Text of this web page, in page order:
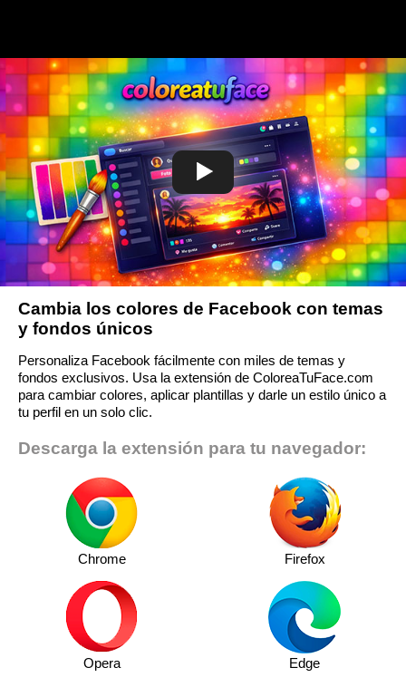
Cambia los colores de Facebook con temas
y fondos únicos
Personaliza Facebook fácilmente con miles de temas y
fondos exclusivos. Usa la extensión de ColoreaTuFace.com
para cambiar colores, aplicar plantillas y darle un estilo único a
tu perfil en un solo clic.
Descarga la extensión para tu navegador:
Chrome Firefox
Opera Edge